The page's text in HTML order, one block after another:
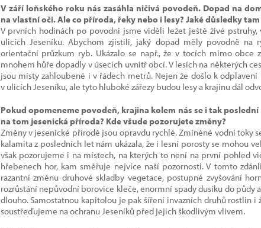
V září loňského roku nás zasáhla ničivá povodeň. Dopad na
na vlastní oči. Ale co příroda, řeky nebo i lesy? Jaké důsledky
V prvních hodinách po povodni jsme viděli ležet ještě živé
ulicích Jeseníku. Abychom zjistili, jaký dopad měly povodně na
orientační průzkum ryb. Ukázalo se např., že v tocích mimo obce
mnohem hůře dopadly v úsecích uvnitř obcí. V lesích na některých
jsou místy zahloubené i v řádech metrů. Nejen že došlo k
v ulicích Jeseníku, ale tyto hluboké zářezy budou lesy a krajinu dál
Pokud opomeneme povodeň, krajina kolem nás se i tak
na tom jesenická příroda? Kde všude pozorujete změny?
Změny v jesenické přírodě jsou opravdu rychlé. Zmíněné vodní toky
kalamita z posledních let nám ukázala, že i lesní porosty se mohou
však pozorujeme i na místech, na kterých to není na první pohled
hřebenech hor, kam směřuje nejvíce naší pozornosti. V tomto
razantní změnu druhové skladby vegetace, postupné zvyšování
rozrůstání nepůvodní borovice kleče, enormní spady dusíku do půdy
dlouho. Samostatnou kapitolou je pak šíření invazních druhů rostlin i
soustřeďujeme na ochranu Jeseníků před jejich škodlivým vlivem.